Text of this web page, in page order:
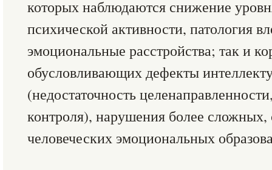
которых наблюдаются снижение
психической активности, патология
эмоциональные расстройства; так и
обусловливающих дефекты
(недостаточность
контроля), нарушения более
человеческих эмоциональных